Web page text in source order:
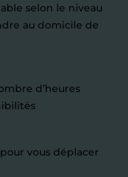
selon le niveau
au domicile de
d’heures
vous déplacer